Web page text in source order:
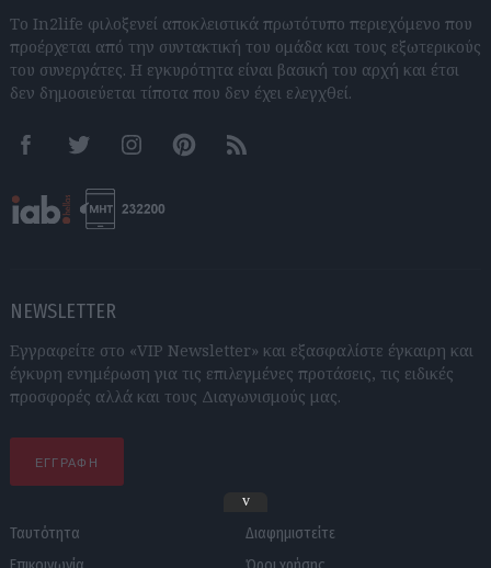
Το In2life φιλοξενεί αποκλειστικά πρωτότυπο περιεχόμενο που
προέρχεται από την συντακτική του ομάδα και τους εξωτερικούς
του συνεργάτες. Η εγκυρότητα είναι βασική του αρχή και έτσι
δεν δημοσιεύεται τίποτα που δεν έχει ελεγχθεί.
FacebookTwitter InstagramPinterestRSS feeds
NEWSLETTER
Εγγραφείτε στο «VIP Newsletter» και εξασφαλίστε έγκαιρη και
έγκυρη ενημέρωση για τις επιλεγμένες προτάσεις, τις ειδικές
προσφορές αλλά και τους Διαγωνισμούς μας.
ΕΓΓΡΑΦΗ
Ταυτότητα
Διαφημιστείτε
v